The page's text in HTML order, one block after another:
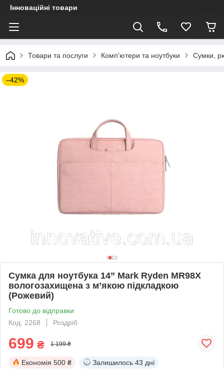
Інноваційні товари
Товари та послуги Комп'ютери та ноутбуки Сумки,
–42%
Сумка для ноутбука 14” Mark Ryden MR98X
вологозахищена з м’якою підкладкою
(Рожевий)
Готово до відправки
Код: 2268
Роздріб
699 ₴ 1 199 ₴
Економія 500 ₴ Залишилось 43 дні